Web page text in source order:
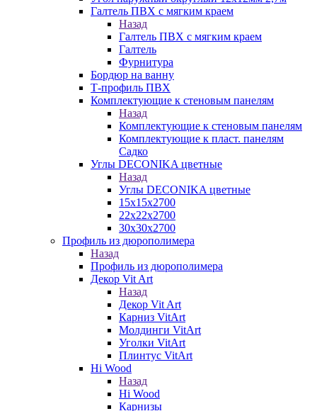
Галтель ПВХ с мягким краем
Назад
Галтель ПВХ с мягким краем
Галтель
Фурнитура
Бордюр на ванну
Т-профиль ПВХ
Комплектующие к стеновым панелям
Назад
Комплектующие к стеновым панелям
Комплектующие к пласт. панелям
Садко
Углы DECONIKA цветные
Назад
Углы DECONIKA цветные
15х15х2700
22х22х2700
30х30х2700
Профиль из дюрополимера
Назад
Профиль из дюрополимера
Декор Vit Art
Назад
Декор Vit Art
Карниз VitArt
Молдинги VitArt
Уголки VitArt
Плинтус VitArt
Hi Wood
Назад
Hi Wood
Карнизы